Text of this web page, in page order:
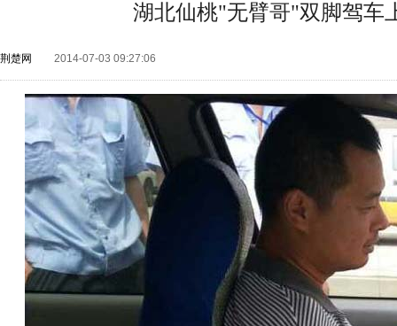
湖北仙桃"无臂哥"双脚驾车
荆楚网 2014-07-03 09:27:06